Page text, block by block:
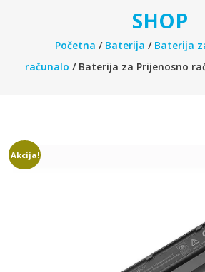
SHOP
Početna / Baterija / Baterija
računalo / Baterija za Prijenosno
Akcija!